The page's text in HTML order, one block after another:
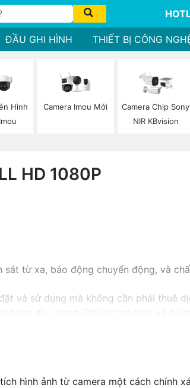
ĐẦU GHI HÌNH THIẾT BỊ CÔNG
Hình
Camera Imou Mới
Camera Chip Sony
NIR KBvision
HD 1080P
từ xa, báo động chuyển động, và
và sử dụng mà không cần phải thuê
mới như trí tuệ nhân tạo, cảm biến
hình ảnh từ camera một cách chính